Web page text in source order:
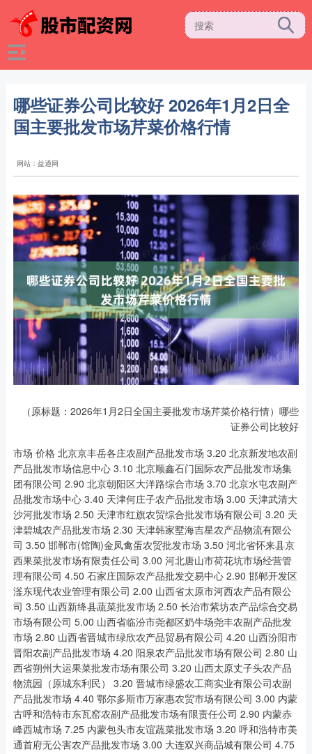
哪些证券公司比较好 2026年1月2日全
国主要批发市场芹菜价格行情
网站：益通网
（原标题：2026年1月2日全国主要批发市场芹菜价格行情）哪些
证券公司比较好
市场 价格 北京京丰岳各庄农副产品批发市场 3.20 北京新发地农副产品批发市场信息中心 3.10 北京顺鑫石门国际农产品批发市场集团有限公司 2.90 北京朝阳区大洋路综合市场 3.70 北京水屯农副产品批发市场中心 3.40 天津何庄子农产品批发市场 3.00 天津武清大沙河批发市场 2.50 天津市红旗农贸综合批发市场有限公司 3.20 天津碧城农产品批发市场 2.30 天津韩家墅海吉星农产品物流有限公司 3.50 邯郸市(馆陶)金凤禽蛋农贸批发市场 3.50 河北省怀来县京西果菜批发市场有限责任公司 3.00 河北唐山市荷花坑市场经营管理有限公司 4.50 石家庄国际农产品批发交易中心 2.90 邯郸开发区滏东现代农业管理有限公司 2.00 山西省太原市河西农产品有限公司 3.50 山西新绛县蔬菜批发市场 2.50 长治市紫坊农产品综合交易市场有限公司 5.00 山西省临汾市尧都区奶牛场尧丰农副产品批发市场 2.80 山西省晋城市绿欣农产品贸易有限公司 4.20 山西汾阳市晋阳农副产品批发市场 4.20 阳泉农产品批发市场有限公司 2.80 山西省朔州大运果菜批发市场有限公司 3.20 山西太原丈子头农产品物流园（原城东利民） 3.20 晋城市绿盛农工商实业有限公司农副产品批发市场 4.40 鄂尔多斯市万家惠农贸市场有限公司 3.00 内蒙古呼和浩特市东瓦窑农副产品批发市场有限责任公司 2.90 内蒙赤峰西城市场 7.25 内蒙包头市友谊蔬菜批发市场 3.20 呼和浩特市美通首府无公害农产品批发市场 3.00 大连双兴商品城有限公司 4.75 辽宁鞍山宁远农产品批发市场 3.60 辽宁朝阳市果菜批发市场 3.40 阜新市瑞轩实业发展有限公司 4.40 沈阳盛发菜果批发有限公司 3.40 白山市星泰批发市场有限公司 6.00 长春海吉星农产品物流有限公司 5.00 黑龙江省华博农产品市场有限公司 2.90 黑龙江鹤岗市万圃源蔬菜有限责任公司 2.80 上海农产品中心批发市场经营管理有限公司 4.80 上海市江桥批发市场经营管理有限公司 5.00 南京农副产品物流配送中心有限公司 2.25 江苏宜兴市瑞德蔬菜果品批发市场有限公司 6.00 江苏凌家塘市场发展有限公司 14.00 江苏苏州南环桥农副产品批发市场 4.00 江苏无锡朝阳农产品大市场 3.20 江苏联谊农副产品批发市场 4.60 江苏省苏中农副产品交易中心有限公司 3.20 义乌市市场发展集团有限公司农批管理分公司 3.80 宁波蔬菜批发市场有限公司 3.50 浙江良渚蔬菜市场开发有限公司 4.50 浙江金华农产品批发市场 5.40 浙江嘉兴蔬菜批发交易市场 3.85 绍兴市蔬菜果品批发交易市场有限公司 6.00 杭州农副产品物流中心南庄兜农产品批发市场 8.80 天长市永福农副产品批发市场 4.30 亳州农产品有限责任公司 2.00 安徽合肥周谷堆农产品批发市场 3.00 安徽安庆市龙狮桥蔬菜批发市场 9.00 阜阳农产品中心批发市场 3.60 安徽六安市裕安区紫竹林农产品批发市场 4.40 马鞍山市安民农副产品贸易有限公司 4.50 安徽省淮北市中瑞农产品批发市场 2.20 北海果业砀山惠丰市场有限公司 2.40 蚌埠海吉星农产品物流有限公司 2.60 福建省福州市海峡蔬菜批发市场 3.88 福建厦门同安闽南果蔬批发市场 6.00 福建省福鼎市商贸业服务中心 7.90 江西乐平蔬菜农产品批发大市场 7.40 江西九江琵琶湖农产品物流有限公司 3.60 南昌深圳农产品中心批发市场有限公司 5.40 鲁南蔬菜产业有限公司 1.60 山东青岛黄河路农产品批发市场 5.00 山东喜地农产品市场管理有限公司 2.20 山东章丘刁镇蔬菜批发市场 4.00 青岛抚顺路蔬菜副食品批发市场股份有限公司 5.60 山东德州黑马农贸水产批发市场 3.00 青岛东庄头蔬菜批发市场有限公司 2.60 山东淄博市鲁中蔬菜批发市场 3.00 山东威海市农副产品批发市场 4.00 青岛市城阳蔬菜水产品批发市场有限公司 4.00 山东滨州(六街）鲁北蔬菜批发市场 4.00 寿光地利农产品物流园有限公司 2.06 河南金牛大别山农产品现代物流中心 4.20 河南商丘市农产品中心批发市场 2.30 河南万邦国际农产品物流股份有限公司 2.25 黄淮农产品股份有限公司 3.20 湖北襄樊市蔬菜批发市场 4.50 湖北黄商集团股份有限公司 7.60 湖北鄂州市蟠龙农产品批发市场 3.00 湖北浠水农产品批发市场 3.90 潜江市四季友农产品市场有限公司 8.00 湖北省洪湖农贸市场 6.60 武汉白沙洲农副产品大市场有限公司 5.25 两湖绿谷物流股份有限公司 3.20 长沙马王堆农产品股份有限公司 3.90 红星实业集团有限公司红星农副产品大市场 4.00 湖南邵阳市江北农产品批发有限责任公司 4.00 广东汕头农副产品批发中心市场 5.80 广州江南果菜批发市场经营管理有限公司 4.90 佛山中南农产品批发市场 6.30 广西新柳邕农产品批发市场有限公司 5.30 南宁农产品中心有限责任公司 7.68 海南凤翔蔬菜批发市场管理有限公司 6.40 重庆双福国际农贸城 3.40 四川成都农产品中心批发市场 5.00 南充川北农产品交易有限公司 4.50 四川成都龙泉聚和(国际)果蔬菜交易中心 6.00 四川广安市邻水县农产品交易中心 9.80 遵义金土地绿色产品交易有限公司 4.30 贵阳农产品物流园 4.60 云南昆明呈贡龙城农产品经营股份有限公司 7.50 云南通海金山蔬菜批发市场 1.40 昆明市王旗营蔬菜批发市场有限公司 3.20 师宗县鼎禾物业服务有限公司 10.00 陕西泾云现代农业股份有限公司云阳蔬菜批发市场 2.80 陕西咸阳新阳光农副产品有限公司 4.00 陕西朱雀实业集团有限公司 2.60 平凉新阳光农副产品有限公司 1.80 庆阳市西峰西郊瓜果蔬菜批发有限责任公司 2.90 金昌市金川天然农产品发展有限责任公司 4.30 临夏市富临农副产品批发市场有限责任公司 7.00 甘肃省定西市安定马铃薯综合交易中心 4.50 甘肃天水市瀛池果菜批发市场 4.00 甘肃武山县蔬菜产业发展中心 2.50 甘肃酒泉春光农产品市场有限责任公司 6.60 兰州国际高原夏菜副食品采购中心 3.34 甘肃邦农农产品批发市场 3.30 青藏高原农副产品集散中心 3.60 宁夏四季鲜农产品综合批发市场 2.20 宁夏海吉星国际农产品物流有限公司 3.40 吴忠市鑫鲜农副产品市场有限公司 2.40 新疆焉耆县光明农副产品综合批发